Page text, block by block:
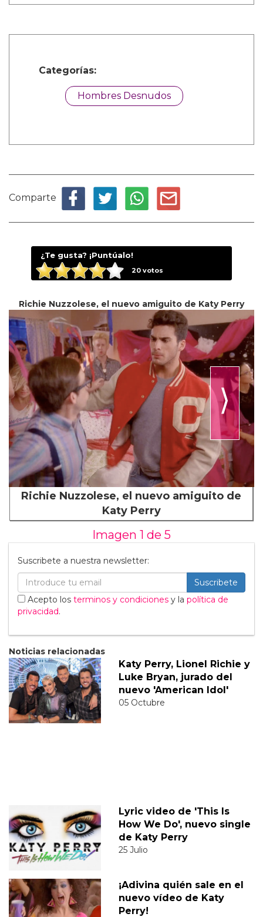
Categorías:
Hombres Desnudos
Comparte
¿Te gusta? ¡Puntúalo!
20votos
Richie Nuzzolese, el nuevo amiguito de Katy Perry
⟩
Richie Nuzzolese, el nuevo amiguito de
Katy Perry
Imagen 1 de 5
Suscribete a nuestra newsletter:
Suscribete
Acepto los terminos y condiciones y la política de
privacidad.
Noticias relacionadas
Katy Perry, Lionel Richie y
Luke Bryan, jurado del
nuevo 'American Idol'
05 Octubre
Lyric video de 'This Is
How We Do', nuevo single
de Katy Perry
25 Julio
¡Adivina quién sale en el
nuevo vídeo de Katy
Perry!